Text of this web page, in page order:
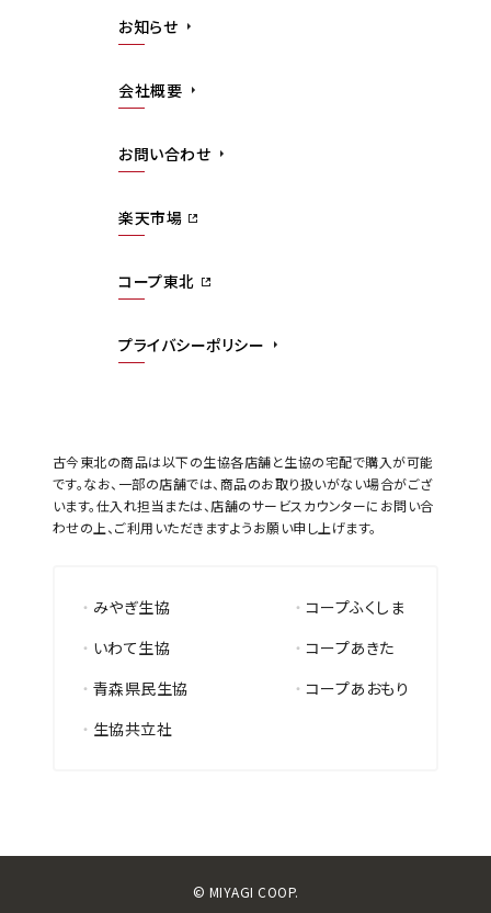
お知らせ
会社概要
お問い合わせ
楽天市場
コープ東北
プライバシーポリシー
古今東北の商品は以下の生協各店舗と生協の宅配で購入が可能
です。なお、一部の店舗では、商品のお取り扱いがない場合がござ
います。仕入れ担当または、店舗のサービスカウンターにお問い合
わせの上、ご利用いただきますようお願い申し上げます。
みやぎ生協
いわて生協
青森県民生協
生協共立社
コープふくしま
コープあきた
コープあおもり
© MIYAGI COOP.